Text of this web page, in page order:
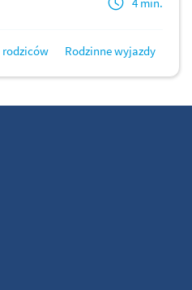
rodziców Rodzinne wyjazdy